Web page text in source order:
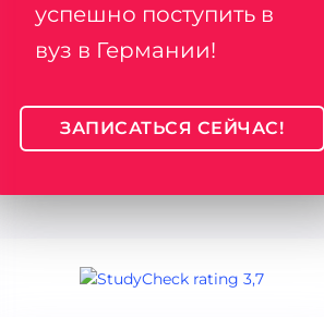
успешно поступить в
вуз в Германии!
ЗАПИСАТЬСЯ СЕЙЧАС!